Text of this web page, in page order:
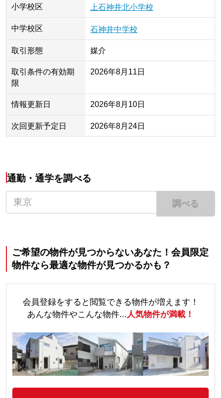
小学校区 上石神井北小学校
中学校区 石神井中学校
取引形態 媒介
取引条件の有効期
限
2026年8月11日
情報更新日 2026年8月10日
次回更新予定日 2026年8月24日
通勤・通学を調べる
調べる
ご希望の物件が見つからないあなた！会員限定
物件なら最適な物件が見つかるかも？
会員登録をすると閲覧できる物件が増えます！
あんな物件やこんな物件...人気物件が満載！